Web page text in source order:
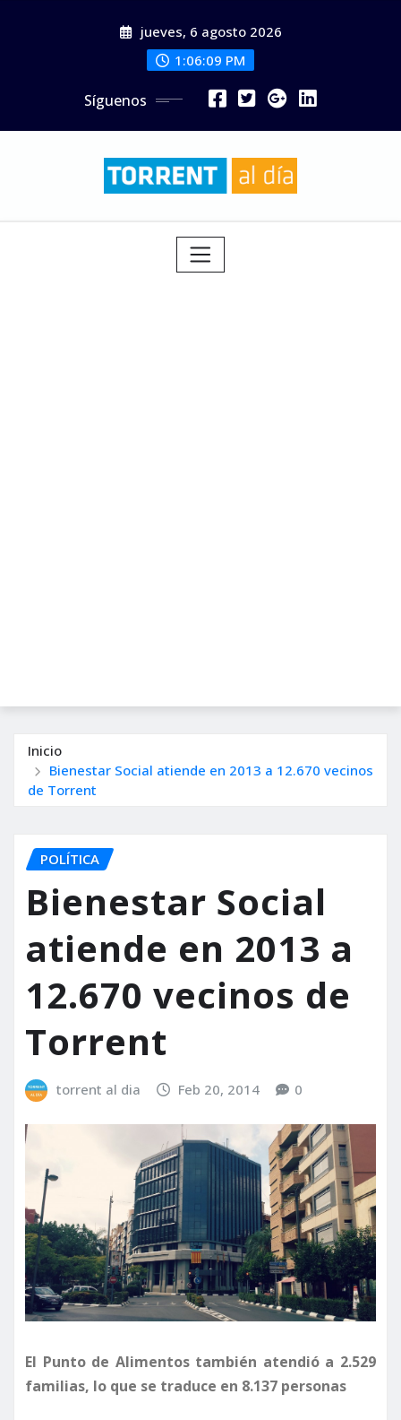
jueves, 6 agosto 2026
1:06:11 PM
Síguenos
Inicio
Bienestar Social atiende en 2013 a 12.670 vecinos
de Torrent
POLÍTICA
Bienestar Social
atiende en 2013 a
12.670 vecinos de
Torrent
torrent al dia Feb 20, 2014 0
El Punto de Alimentos también atendió a 2.529
familias, lo que se traduce en 8.137 personas